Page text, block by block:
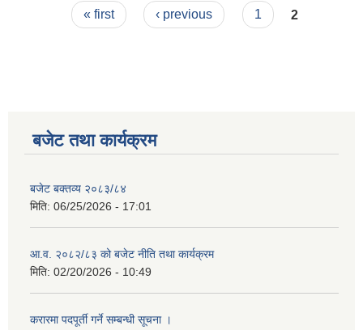
Pages« first ‹ previous 1 2
बजेट तथा कार्यक्रम
बजेट बक्तव्य २०८३/८४
मिति: 06/25/2026 - 17:01
आ.व. २०८२/८३ को बजेट नीति तथा कार्यक्रम
मिति: 02/20/2026 - 10:49
करारमा पदपूर्ती गर्ने सम्बन्धी सूचना ।